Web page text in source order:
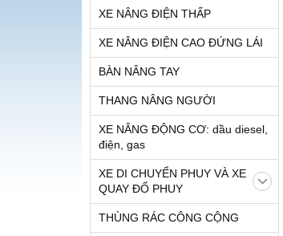
XE NÂNG ĐIỆN THẤP
XE NÂNG ĐIỆN CAO ĐỨNG LÁI
BÀN NÂNG TAY
THANG NÂNG NGƯỜI
XE NÂNG ĐỘNG CƠ: dầu diesel,
điện, gas
XE DI CHUYỂN PHUY VÀ XE
QUAY ĐỔ PHUY
THÙNG RÁC CÔNG CỘNG